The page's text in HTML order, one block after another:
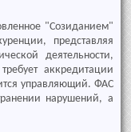
"Созиданием"
представляя
деятельности,
аккредитации
управляющий. ФАС
нарушений, а